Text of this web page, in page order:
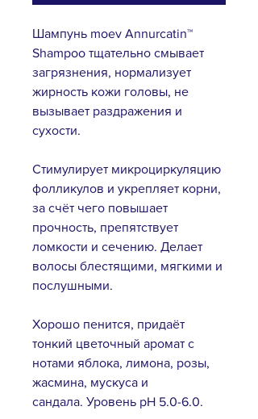
Шампунь moev Annurcatin™
Shampoo тщательно смывает
загрязнения, нормализует
жирность кожи головы, не
вызывает раздражения и
сухости.
Стимулирует микроциркуляцию
фолликулов и укрепляет корни,
за счёт чего повышает
прочность, препятствует
ломкости и сечению. Делает
волосы блестящими, мягкими и
послушными.
Хорошо пенится, придаёт
тонкий цветочный аромат с
нотами яблока, лимона, розы,
жасмина, мускуса и
сандала. Уровень pH 5.0-6.0.